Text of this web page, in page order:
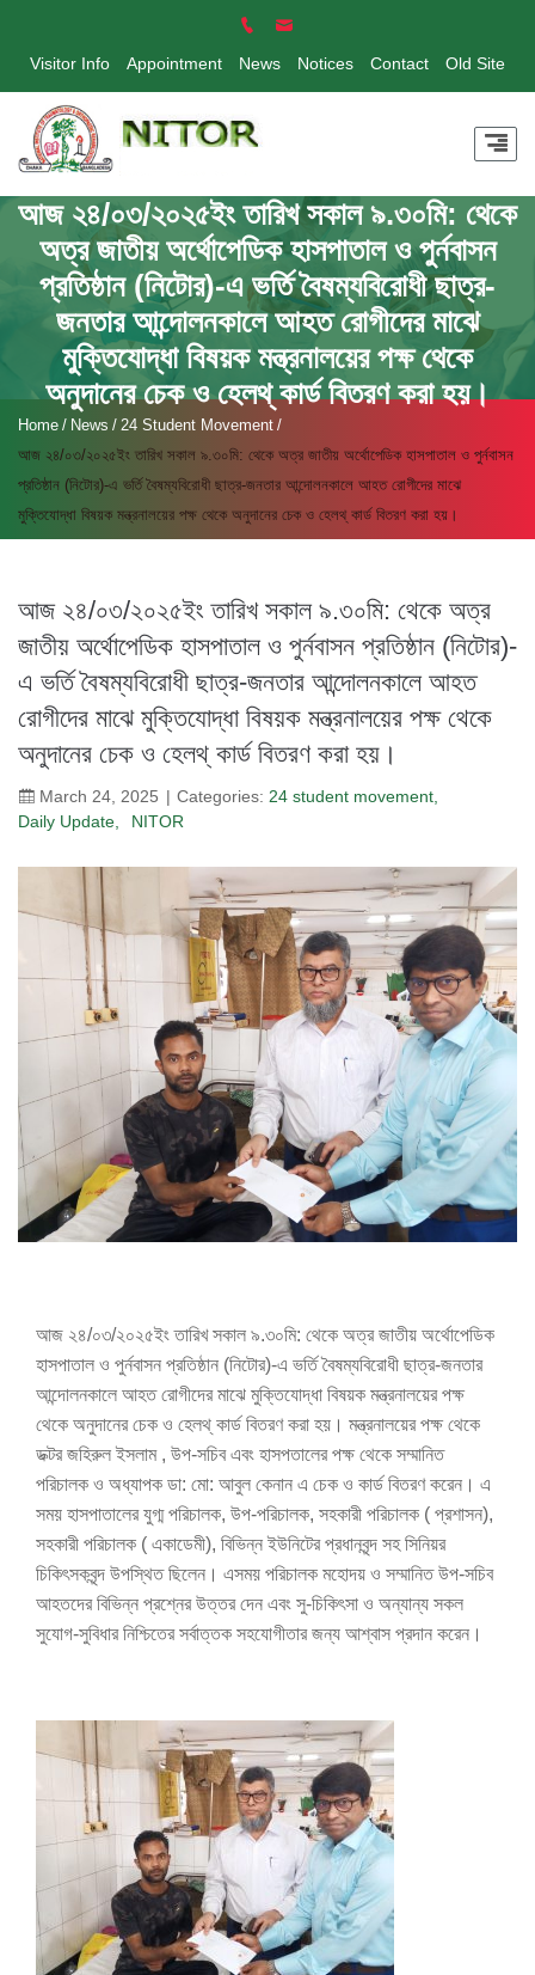
Visitor Info Appointment News Notices Contact Old Site
আজ ২৪/০৩/২০২৫ইং তারিখ সকাল ৯.৩০মি: থেকে
অত্র জাতীয় অর্থোপেডিক হাসপাতাল ও পুর্নবাসন
প্রতিষ্ঠান (নিটোর)-এ ভর্তি বৈষম্যবিরোধী ছাত্র-
জনতার আন্দোলনকালে আহত রোগীদের মাঝে
মুক্তিযোদ্ধা বিষয়ক মন্ত্রনালয়ের পক্ষ থেকে
অনুদানের চেক ও হেলথ্ কার্ড বিতরণ করা হয়।
Home News
24 Student Movement
আজ ২৪/০৩/২০২৫ইং তারিখ সকাল ৯.৩০মি: থেকে অত্র জাতীয় অর্থোপেডিক হাসপাতাল ও পুর্নবাসন
প্রতিষ্ঠান (নিটোর)-এ ভর্তি বৈষম্যবিরোধী ছাত্র-জনতার আন্দোলনকালে আহত রোগীদের মাঝে
মুক্তিযোদ্ধা বিষয়ক মন্ত্রনালয়ের পক্ষ থেকে অনুদানের চেক ও হেলথ্ কার্ড বিতরণ করা হয়।
আজ ২৪/০৩/২০২৫ইং তারিখ সকাল ৯.৩০মি: থেকে অত্র
জাতীয় অর্থোপেডিক হাসপাতাল ও পুর্নবাসন প্রতিষ্ঠান (নিটোর)-
এ ভর্তি বৈষম্যবিরোধী ছাত্র-জনতার আন্দোলনকালে আহত
রোগীদের মাঝে মুক্তিযোদ্ধা বিষয়ক মন্ত্রনালয়ের পক্ষ থেকে
অনুদানের চেক ও হেলথ্ কার্ড বিতরণ করা হয়।
March 24, 2025 Categories: 24 student movement
Daily Update
NITOR
আজ ২৪/০৩/২০২৫ইং তারিখ সকাল ৯.৩০মি: থেকে অত্র জাতীয় অর্থোপেডিক
হাসপাতাল ও পুর্নবাসন প্রতিষ্ঠান (নিটোর)-এ ভর্তি বৈষম্যবিরোধী ছাত্র-জনতার
আন্দোলনকালে আহত রোগীদের মাঝে মুক্তিযোদ্ধা বিষয়ক মন্ত্রনালয়ের পক্ষ
থেকে অনুদানের চেক ও হেলথ্ কার্ড বিতরণ করা হয়। মন্ত্রনালয়ের পক্ষ থেকে
ডক্টর জহিরুল ইসলাম , উপ-সচিব এবং হাসপতালের পক্ষ থেকে সম্মানিত
পরিচালক ও অধ্যাপক ডা: মো: আবুল কেনান এ চেক ও কার্ড বিতরণ করেন। এ
সময় হাসপাতালের যুগ্ম পরিচালক, উপ-পরিচালক, সহকারী পরিচালক ( প্রশাসন),
সহকারী পরিচালক ( একাডেমী), বিভিন্ন ইউনিটের প্রধানবৃন্দ সহ সিনিয়র
চিকিৎসকবৃন্দ উপস্থিত ছিলেন। এসময় পরিচালক মহোদয় ও সম্মানিত উপ-সচিব
আহতদের বিভিন্ন প্রশ্নের উত্তর দেন এবং সু-চিকিৎসা ও অন্যান্য সকল
সুযোগ-সুবিধার নিশ্চিতের সর্বাত্তক সহযোগীতার জন্য আশ্বাস প্রদান করেন।